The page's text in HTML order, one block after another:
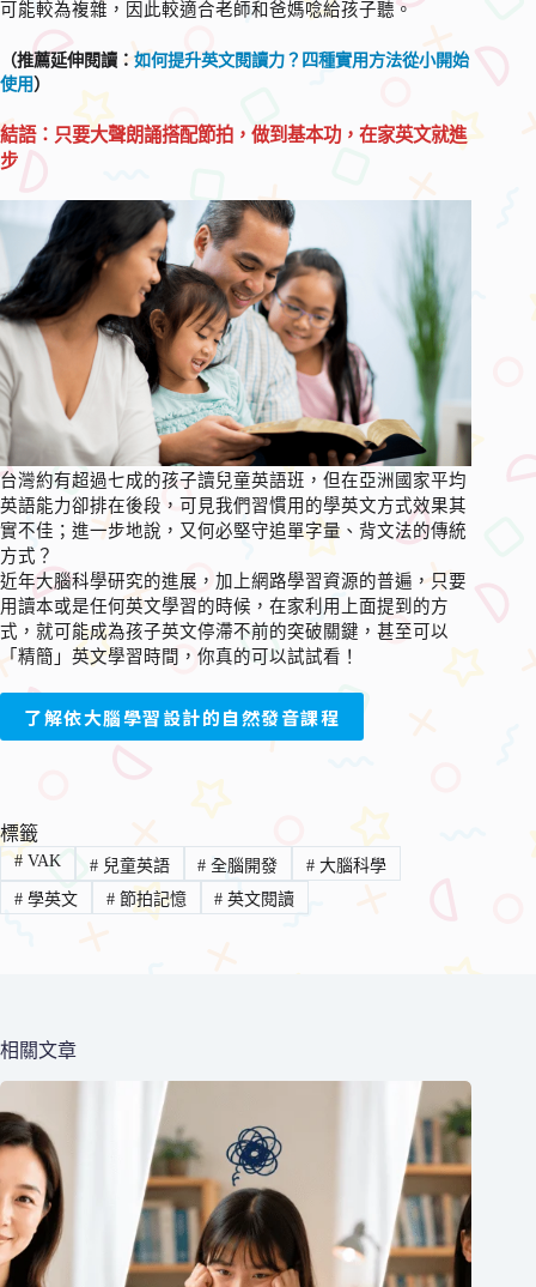
可能較為複雜，因此較適合老師和爸媽唸給孩子聽。
（推薦延伸閱讀： 如何提升英文閱讀力？四種實用方法從小開始
使用）
結語：只要大聲朗誦搭配節拍，做到基本功，在家英文就進
步
台灣約有超過七成的孩子讀兒童英語班，但在亞洲國家平均
英語能力卻排在後段，可見我們習慣用的學英文方式效果其
實不佳；進一步地說，又何必堅守追單字量、背文法的傳統
方式？
近年大腦科學研究的進展，加上網路學習資源的普遍，只要
用讀本或是任何英文學習的時候，在家利用上面提到的方
式，就可能成為孩子英文停滯不前的突破關鍵，甚至可以
「精簡」英文學習時間，你真的可以試試看！
了解依大腦學習設計的自然發音課程
標籤
#VAK #兒童英語 # 全腦開發 # 大腦科學
#學英文 #節拍記憶 # 英文閱讀
相關文章